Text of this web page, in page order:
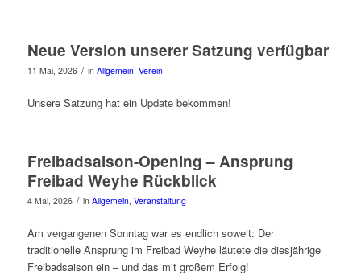
Neue Version unserer Satzung verfügbar
11 Mai, 2026 / in Allgemein, Verein
Unsere Satzung hat ein Update bekommen!
Freibadsaison-Opening – Ansprung
Freibad Weyhe Rückblick
4 Mai, 2026 / in Allgemein, Veranstaltung
Am vergangenen Sonntag war es endlich soweit: Der
traditionelle Ansprung im Freibad Weyhe läutete die diesjährige
Freibadsaison ein – und das mit großem Erfolg!